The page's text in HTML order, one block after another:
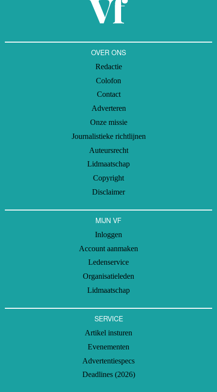
OVER ONS
Redactie
Colofon
Contact
Adverteren
Onze missie
Journalistieke richtlijnen
Auteursrecht
Lidmaatschap
Copyright
Disclaimer
MIJN VF
Inloggen
Account aanmaken
Ledenservice
Organisatieleden
Lidmaatschap
SERVICE
Artikel insturen
Evenementen
Advertentiespecs
Deadlines (2026)